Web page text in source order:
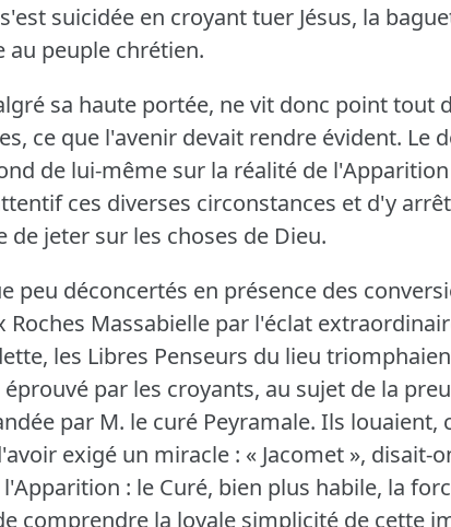
suicidée en croyant tuer Jésus, la
au peuple chrétien.
sa haute portée, ne vit donc point tout
ce que l'avenir devait rendre évident. Le
de lui-même sur la réalité de
ces diverses circonstances et d'y
jeter sur les choses de Dieu.
peu déconcertés en présence des
Massabielle par l'éclat
les Libres Penseurs du lieu
par les croyants, au sujet de la
par M. le curé Peyramale. Ils louaient,
exigé un miracle : « Jacomet », disait-
: le Curé, bien plus habile, la
comprendre la loyale simplicité de cette